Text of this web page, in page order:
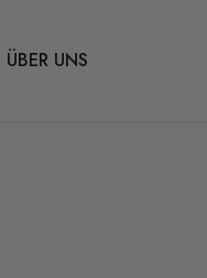
ÜBER UNS